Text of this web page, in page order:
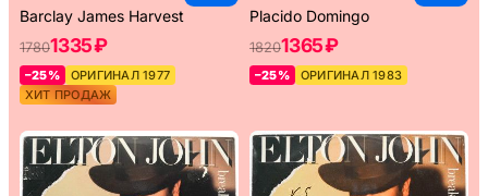
Barclay James Harvest
17801335 ₽
–25%
ОРИГИНАЛ 1977
ХИТ ПРОДАЖ
Placido Domingo
18201365 ₽
–25% ОРИГИНАЛ 1983